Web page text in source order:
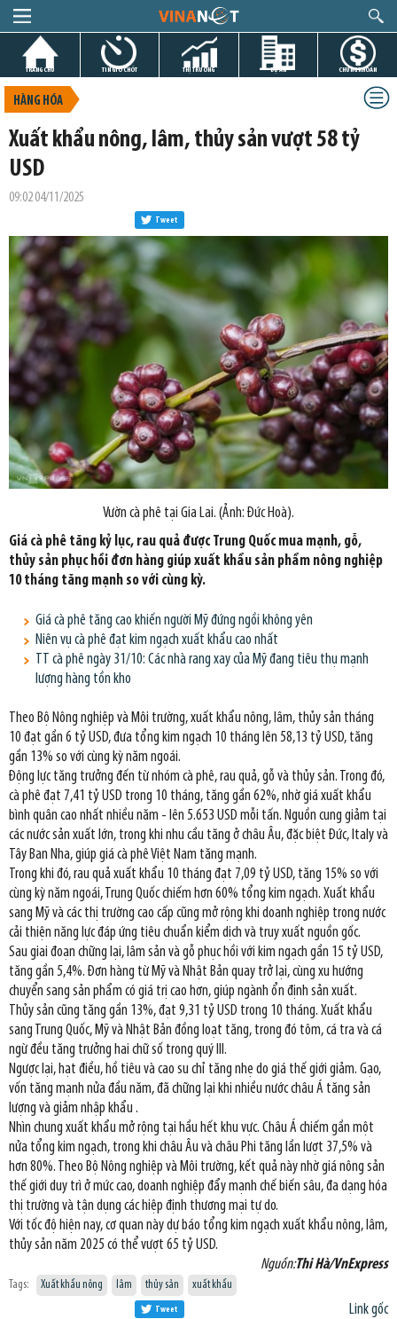
TRANG CHỦ TIN GIỜ CHÓT THỊ TRƯỜNG DỰ ÁN CHỨNG KHOÁN
HÀNG HÓA
Xuất khẩu nông, lâm, thủy sản vượt 58 tỷ
USD
09:02 04/11/2025
Tweet
Vườn cà phê tại Gia Lai. (Ảnh: Đức Hoà).
Giá cà phê tăng kỷ lục, rau quả được Trung Quốc mua mạnh, gỗ,
thủy sản phục hồi đơn hàng giúp xuất khẩu sản phẩm nông nghiệp
10 tháng tăng mạnh so với cùng kỳ.
Giá cà phê tăng cao khiến người Mỹ đứng ngồi không yên
Niên vụ cà phê đạt kim ngạch xuất khẩu cao nhất
TT cà phê ngày 31/10: Các nhà rang xay của Mỹ đang tiêu thụ mạnh
lượng hàng tồn kho
Theo Bộ Nông nghiệp và Môi trường, xuất khẩu nông, lâm, thủy sản tháng
10 đạt gần 6 tỷ USD, đưa tổng kim ngạch 10 tháng lên 58,13 tỷ USD, tăng
gần 13% so với cùng kỳ năm ngoái.
Động lực tăng trưởng đến từ nhóm cà phê, rau quả, gỗ và thủy sản. Trong đó,
cà phê đạt 7,41 tỷ USD trong 10 tháng, tăng gần 62%, nhờ giá xuất khẩu
bình quân cao nhất nhiều năm - lên 5.653 USD mỗi tấn. Nguồn cung giảm tại
các nước sản xuất lớn, trong khi nhu cầu tăng ở châu Âu, đặc biệt Đức, Italy và
Tây Ban Nha, giúp giá cà phê Việt Nam tăng mạnh.
Trong khi đó, rau quả xuất khẩu 10 tháng đạt 7,09 tỷ USD, tăng 15% so với
cùng kỳ năm ngoái, Trung Quốc chiếm hơn 60% tổng kim ngạch. Xuất khẩu
sang Mỹ và các thị trường cao cấp cũng mở rộng khi doanh nghiệp trong nước
cải thiện năng lực đáp ứng tiêu chuẩn kiểm dịch và truy xuất nguồn gốc.
Sau giai đoạn chững lại, lâm sản và gỗ phục hồi với kim ngạch gần 15 tỷ USD,
tăng gần 5,4%. Đơn hàng từ Mỹ và Nhật Bản quay trở lại, cùng xu hướng
chuyển sang sản phẩm có giá trị cao hơn, giúp ngành ổn định sản xuất.
Thủy sản cũng tăng gần 13%, đạt 9,31 tỷ USD trong 10 tháng. Xuất khẩu
sang Trung Quốc, Mỹ và Nhật Bản đồng loạt tăng, trong đó tôm, cá tra và cá
ngừ đều tăng trưởng hai chữ số trong quý III.
Ngược lại, hạt điều, hồ tiêu và cao su chỉ tăng nhẹ do giá thế giới giảm. Gạo,
vốn tăng mạnh nửa đầu năm, đã chững lại khi nhiều nước châu Á tăng sản
lượng và giảm nhập khẩu .
Nhìn chung xuất khẩu mở rộng tại hầu hết khu vực. Châu Á chiếm gần một
nửa tổng kim ngạch, trong khi châu Âu và châu Phi tăng lần lượt 37,5% và
hơn 80%. Theo Bộ Nông nghiệp và Môi trường, kết quả này nhờ giá nông sản
thế giới duy trì ở mức cao, doanh nghiệp đẩy mạnh chế biến sâu, đa dạng hóa
thị trường và tận dụng các hiệp định thương mại tự do.
Với tốc độ hiện nay, cơ quan này dự báo tổng kim ngạch xuất khẩu nông, lâm,
thủy sản năm 2025 có thể vượt 65 tỷ USD.
Nguồn:Thi Hà/VnExpress
Tags: Xuất khẩu nông lâm thủy sản xuất khẩu
Link gốc
Tweet